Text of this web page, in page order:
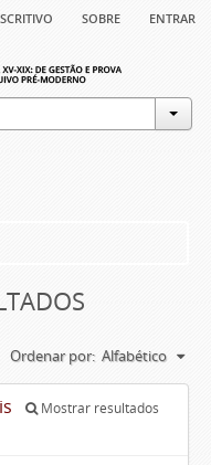
sobre entrar
Ordenar por: Alfabético
Mostrar resultados